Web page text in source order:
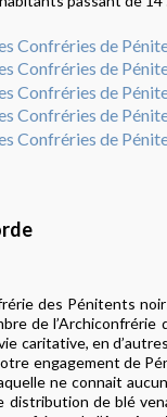
des Pénitents
de
caritative, en
engagement de
ne connait
distribution de blé